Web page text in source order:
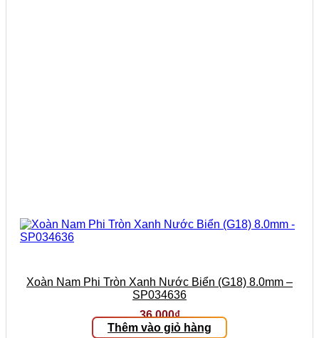
Xoàn Nam Phi Tròn Xanh Nước Biển (G18) 8.0mm –
SP034636
36.000₫
Thêm vào giỏ hàng